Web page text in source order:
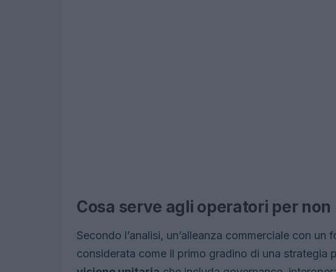
Cosa serve agli operatori per
Secondo l’analisi, un’alleanza commerciale con
considerata come il primo gradino di una strategia